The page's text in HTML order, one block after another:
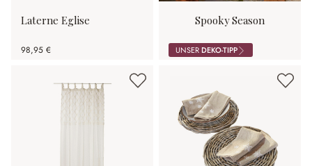
Laterne Eglise
98,95 € UNSERDEKO-TIPP
Spooky Season